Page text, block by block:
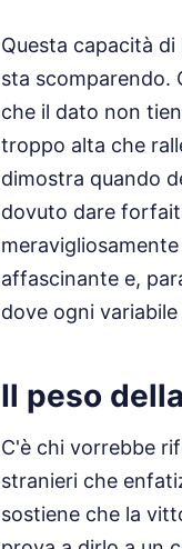
Questa capacità
sta scomparendo.
che il dato non
troppo alta che
dimostra quando
dovuto dare forfait
affascinante e,
dove ogni
Il peso
C'è chi vorrebbe
stranieri che
sostiene che la